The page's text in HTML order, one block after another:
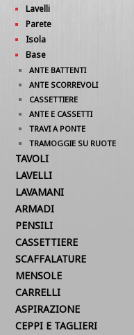
Lavelli
Parete
Isola
Base
ANTE BATTENTI
ANTE SCORREVOLI
CASSETTIERE
ANTE E CASSETTI
TRAVI A PONTE
TRAMOGGIE SU RUOTE
TAVOLI
LAVELLI
LAVAMANI
ARMADI
PENSILI
CASSETTIERE
SCAFFALATURE
MENSOLE
CARRELLI
ASPIRAZIONE
CEPPI E TAGLIERI